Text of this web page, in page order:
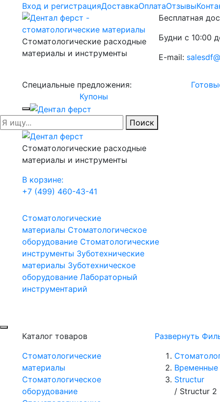
Вход и регистрацияДоставкаОплатаОтзывы
Стоматологические расходные
материалы и инструменты
Бесплатная
Будни с 10:00
E-mail:
Специальные предложения:
Купоны
Поиск
Стоматологические расходные
материалы и инструменты
В корзине:
+7 (499) 460-43-41
Стоматологические
материалы Стоматологическое
оборудование Стоматологические
инструменты Зуботехнические
материалы Зуботехническое
оборудование Лабораторный
инструментарий
Каталог товаров
Стоматологические
материалы
Стоматологическое
оборудование
Развернуть
Временные
Structur
/ Structur 2